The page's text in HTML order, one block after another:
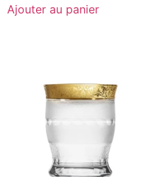
Ajouter au panier